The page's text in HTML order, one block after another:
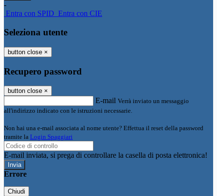
-
Entra con SPID Entra con CIE
Seleziona utente
button close ×
Recupero password
button close ×
E-mail Verrà inviato un messaggio
all'indirizzo indicato con le istruzioni necessarie.
Non hai una e-mail associata al nome utente? Effettua il reset della password
tramite la Login Spaggiari
E-mail inviata, si prega di controllare la casella di posta elettronica!
Errore
Chiudi